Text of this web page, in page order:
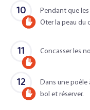
adulte
10
Accompagné
d'un
adulte
Pendant que
Oter la peau du
11
Accompagné
d'un
adulte
Concasser les
12
Accompagné
Dans une poêle
bol et réserver.